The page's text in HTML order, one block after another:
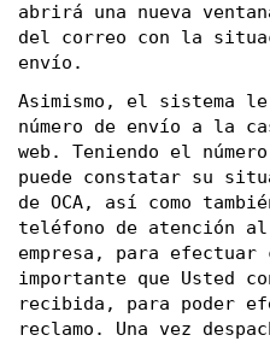
abrirá una nueva
del correo con la
envío.
Asimismo, el sistema
número de envío a la
web. Teniendo el
puede constatar su
de OCA, así como
teléfono de atención
empresa, para
importante que Usted
recibida, para poder
reclamo. Una vez